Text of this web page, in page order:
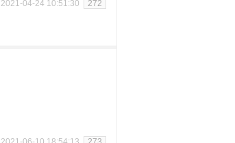
2021-04-24 10:51:30 272